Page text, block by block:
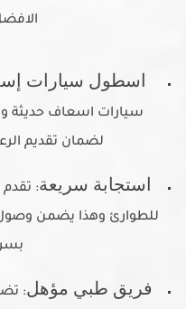
اسطول سيارات
سيارات اسعاف حديثة
لضمان تقديم
استجابة سريعة: تقدم
للطوارئ وهذا يضمن وصول
فريق طبي مؤهل: